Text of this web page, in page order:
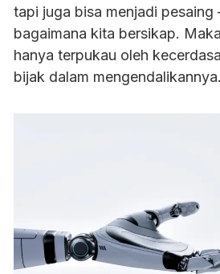
tapi juga bisa menjadi
bagaimana kita bersikap.
hanya terpukau oleh
bijak dalam mengendalikannya.